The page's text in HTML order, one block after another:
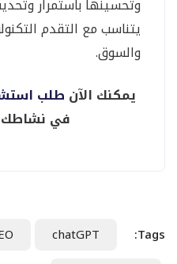
وتحسينها باستمرار
يتناسب مع التقدم
والسوق.
يمكنك الآن طلب
في نشاطك
Tags:
chatGPT